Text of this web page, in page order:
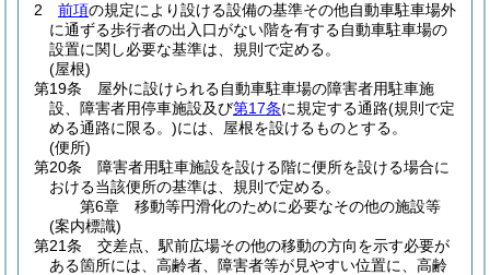
2
前項の規定により設ける設備の基準その他自動車駐車場外
に通ずる歩行者の出入口がない階を有する自動車駐車場の
設置に関し必要な基準は、規則で定める。
(屋根)
第19条
屋外に設けられる自動車駐車場の障害者用駐車施
設、障害者用停車施設及び第17条に規定する通路(規則で定
める通路に限る。)には、屋根を設けるものとする。
(便所)
第20条
障害者用駐車施設を設ける階に便所を設ける場合に
おける当該便所の基準は、規則で定める。
第6章
移動等円滑化のために必要なその他の施設等
(案内標識)
第21条
交差点、駅前広場その他の移動の方向を示す必要が
ある箇所には、高齢者、障害者等が見やすい位置に、高齢